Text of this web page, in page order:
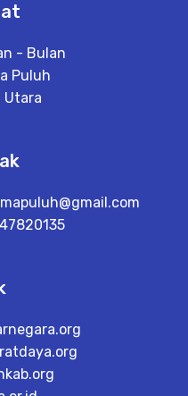
- Bulan
Puluh
Utara